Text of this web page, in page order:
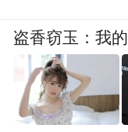
盗香窃玉：我